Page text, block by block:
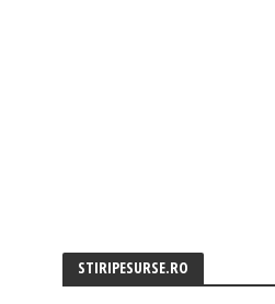
STIRIPESURSE.RO